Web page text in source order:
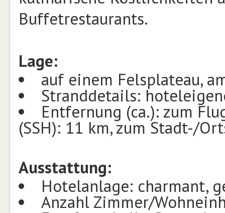
Buffetrestaurants.
Lage:
auf einem Felsplateau,
Stranddetails:
Entfernung (ca.): zum
(SSH): 11 km, zum Stadt-/
Ausstattung:
Hotelanlage: charmant,
Anzahl Zimmer/